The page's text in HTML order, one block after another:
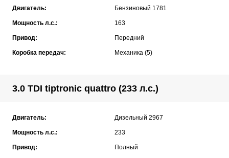
Двигатель: Бензиновый 1781
Мощность л.с.: 163
Привод: Передний
Коробка передач: Механика (5)
3.0 TDI tiptronic quattro (233 л.с.)
Двигатель: Дизельный 2967
Мощность л.с.: 233
Привод: Полный